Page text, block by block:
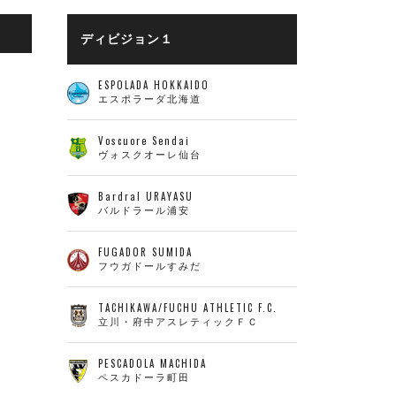
ディビジョン１
ESPOLADA HOKKAIDO
エスポラーダ北海道
Voscuore Sendai
ヴォスクオーレ仙台
Bardral URAYASU
バルドラール浦安
FUGADOR SUMIDA
フウガドールすみだ
TACHIKAWA/FUCHU ATHLETIC F.C.
立川・府中アスレティックＦＣ
PESCADOLA MACHIDA
ペスカドーラ町田